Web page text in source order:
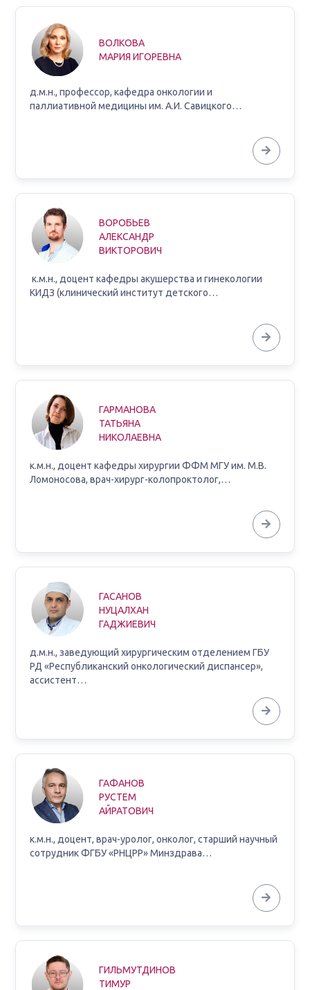
ВОЛКОВА
МАРИЯ ИГОРЕВНА
д.м.н., профессор, кафедра онкологии и
паллиативной медицины им. А.И. Савицкого…
ВОРОБЬЕВ
АЛЕКСАНДР
ВИКТОРОВИЧ
к.м.н., доцент кафедры акушерства и гинекологии
КИДЗ (клинический институт детского…
ГАРМАНОВА
ТАТЬЯНА
НИКОЛАЕВНА
к.м.н., доцент кафедры хирургии ФФМ МГУ им. М.В.
Ломоносова, врач-хирург-колопроктолог,…
ГАСАНОВ
НУЦАЛХАН
ГАДЖИЕВИЧ
д.м.н., заведующий хирургическим отделением ГБУ
РД «Республиканский онкологический диспансер»,
ассистент…
ГАФАНОВ
РУСТЕМ
АЙРАТОВИЧ
к.м.н., доцент, врач-уролог, онколог, старший научный
сотрудник ФГБУ «РНЦРР» Минздрава…
ГИЛЬМУТДИНОВ
ТИМУР